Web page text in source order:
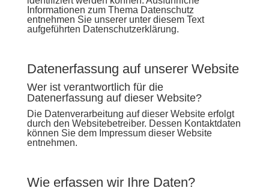
Informationen zum Thema Datenschutz
entnehmen Sie unserer unter diesem Text
aufgeführten Datenschutzerklärung.
Datenerfassung auf unserer Website
Wer ist verantwortlich für die
Datenerfassung auf dieser Website?
Die Datenverarbeitung auf dieser Website erfolgt
durch den Websitebetreiber. Dessen Kontaktdaten
können Sie dem Impressum dieser Website
entnehmen.
Wie erfassen wir Ihre Daten?